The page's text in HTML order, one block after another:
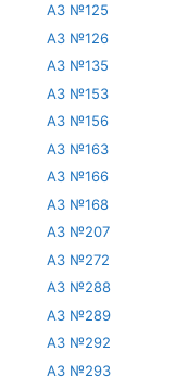
АЗ №125
АЗ №126
АЗ №135
АЗ №153
АЗ №156
АЗ №163
АЗ №166
АЗ №168
АЗ №207
АЗ №272
АЗ №288
АЗ №289
АЗ №292
АЗ №293